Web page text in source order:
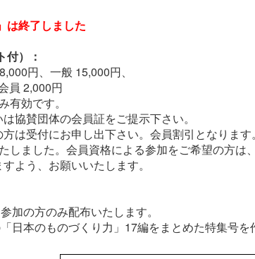
は終了しました
付）：
円、一般 15,000円、
員 2,000円
有効です。
協賛団体の会員証をご提示下さい。
は受付にお申し出下さい。会員割引となります。
しました。会員資格による参加をご希望の方は
よう、お願いいたします。
加の方のみ配布いたします。
日本のものづくり力」17編をまとめた特集号